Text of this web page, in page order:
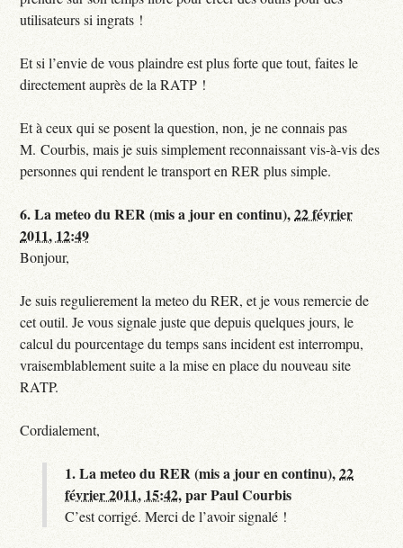
utilisateurs si ingrats !
Et si l’envie de vous plaindre est plus forte que tout, faites le
directement auprès de la RATP !
Et à ceux qui se posent la question, non, je ne connais pas
M. Courbis, mais je suis simplement reconnaissant vis-à-vis des
personnes qui rendent le transport en RER plus simple.
6.La meteo du RER (mis a jour en continu),22 février
2011, 12:49
Bonjour,
Je suis regulierement la meteo du RER, et je vous remercie de
cet outil. Je vous signale juste que depuis quelques jours, le
calcul du pourcentage du temps sans incident est interrompu,
vraisemblablement suite a la mise en place du nouveau site
RATP.
Cordialement,
1.La meteo du RER (mis a jour en continu),22
février 2011, 15:42,parPaul Courbis
C’est corrigé. Merci de l’avoir signalé !